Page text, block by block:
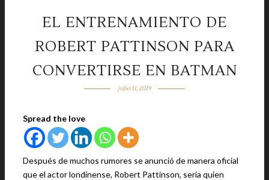
EL ENTRENAMIENTO DE
ROBERT PATTINSON PARA
CONVERTIRSE EN BATMAN
julio 11, 2019
Spread the love
Después de muchos rumores se anunció de manera oficial
que el actor londinense, Robert Pattinson, sería quien